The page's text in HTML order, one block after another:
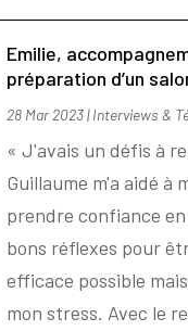
Emilie,
préparation d’un
28 Mar 2023|Interviews &
« J'avais un défis à
Guillaume m'a aidé à
prendre confiance
bons réflexes pour
efficace possible
mon stress. Avec le